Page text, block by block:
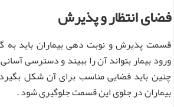
فضای انتظار و پذیرش
قسمت پذیرش و نوبت دهی بیماران باید به
ورود بیمار بتواند آن را ببیند و دسترسی
چنین باید فضایی مناسب برای آن شکل
بیماران در جلوی این قسمت جلوگیری شود .